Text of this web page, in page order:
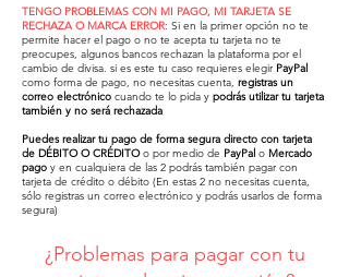
TENGO PROBLEMAS CON MI PAGO, MI TARJETA SE
RECHAZA O MARCA ERROR: Si en la primer opción no te
permite hacer el pago o no te acepta tu tarjeta no te
preocupes, algunos bancos rechazan la plataforma por el
cambio de divisa. si es este tu caso requieres elegir PayPal
como forma de pago, no necesitas cuenta, registras un
correo electrónico cuando te lo pida y podrás utilizar tu tarjeta
también y no será rechazada
Puedes realizar tu pago de forma segura directo con tarjeta
de DÉBITO O CRÉDITOo por medio de PayPal o Mercado
pago y en cualquiera de las 2 podrás también pagar con
tarjeta de crédito o débito (En estas 2 no necesitas cuenta,
sólo registras un correo electrónico y podrás usarlos de forma
segura)
¿Problemas para pagar con tu